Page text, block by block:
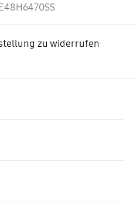
zu widerrufen